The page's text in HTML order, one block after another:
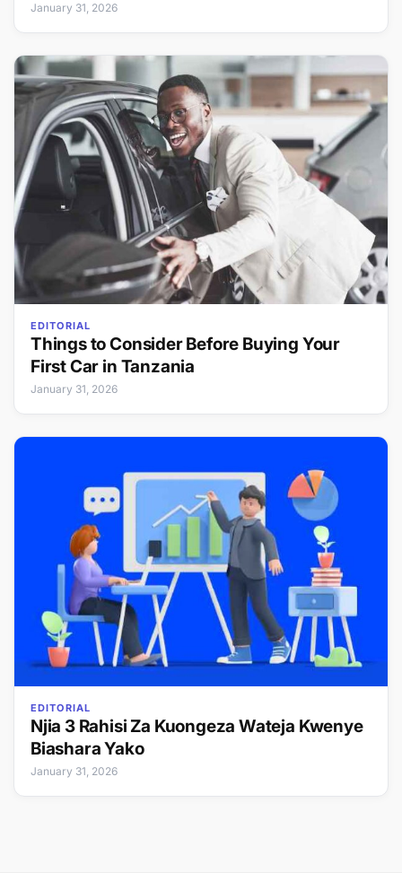
January 31, 2026
EDITORIAL
Things to Consider Before Buying Your
First Car in Tanzania
January 31, 2026
EDITORIAL
Njia 3 Rahisi Za Kuongeza Wateja Kwenye
Biashara Yako
January 31, 2026